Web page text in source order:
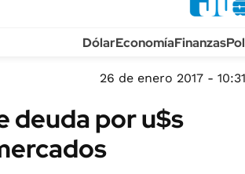
TECNOLOGÍA
MÉXICO
MUNDO
DólarEconomíaFinanzas
26 de enero 2017 - 10:31
deuda por u$s